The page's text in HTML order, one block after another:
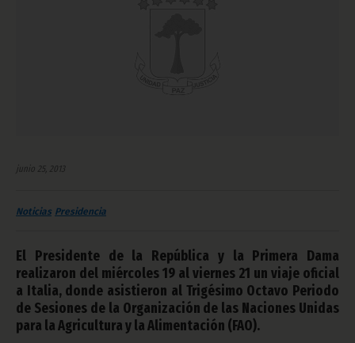
junio 25, 2013
Noticias Presidencia
El Presidente de la República y la Primera Dama
realizaron del miércoles 19 al viernes 21 un viaje oficial
a Italia, donde asistieron al Trigésimo Octavo Periodo
de Sesiones de la Organización de las Naciones Unidas
para la Agricultura y la Alimentación (FAO).